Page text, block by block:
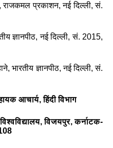
,राजकमल प्रकाशन,नई दिल्‍ली,सं.
ज्ञानपीठ,नई दिल्‍ली,सं. 2015,
,भारतीय ज्ञानपीठ,नई दिल्‍ली,सं.
आचार्य,हिंदी विभाग
,विजयपुर,कर्नाटक-